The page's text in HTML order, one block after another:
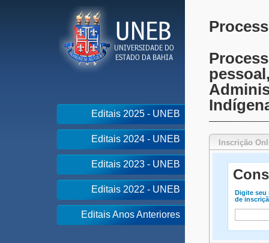
Editais 2025 - UNEB
Editais 2024 - UNEB
Editais 2023 - UNEB
Editais 2022 - UNEB
Editais Anos Anteriores
Inscrição
Digite seu
de